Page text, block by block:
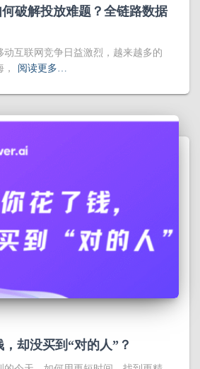
破解投放难题？全链路数据
动互联网竞争日益激烈，越来越多的
阅读更多…
却没买到“对的人”？